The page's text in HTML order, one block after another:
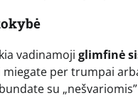
vadinamoji glimfinė
per trumpai
su